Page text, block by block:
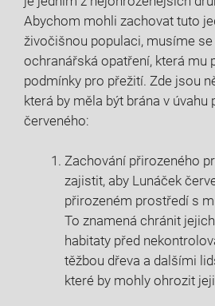
Abychom mohli zachovat tuto
živočišnou populaci, musíme
ochranářská opatření, která mu
podmínky pro přežití. Zde jsou
která by měla být brána v úvahu
červeného:
Zachování přirozeného
zajistit, aby Lunáček
přirozeném prostředí s
To znamená chránit
habitaty před
těžbou dřeva a dalšími
které by mohly ohrozit